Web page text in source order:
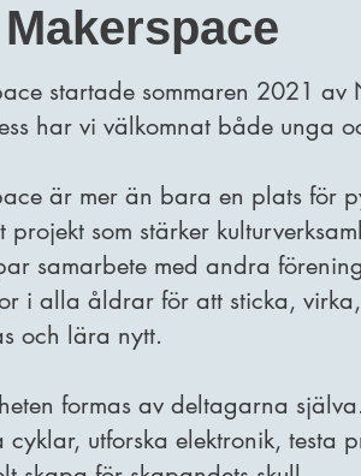
startade sommaren 2021 av
har vi välkomnat både unga
är mer än bara en plats för
projekt som stärker
samarbete med andra
i alla åldrar för att sticka,
och lära nytt.
formas av deltagarna
cyklar, utforska elektronik, testa